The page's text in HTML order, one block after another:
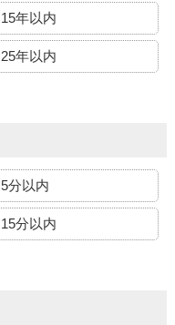
15年以内
25年以内
5分以内
15分以内